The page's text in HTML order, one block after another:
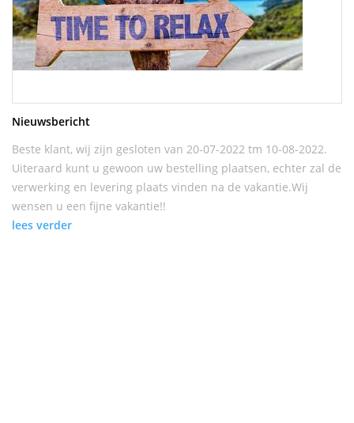
Nieuwsbericht
Beste klant, wij zijn gesloten van 20-07-2022 tm 10-08-2022.
Uiteraard kunt u gewoon uw bestelling plaatsen, echter zal de
verwerking en levering plaats vinden na de vakantie.Wij
wensen u een fijne vakantie!!
lees verder